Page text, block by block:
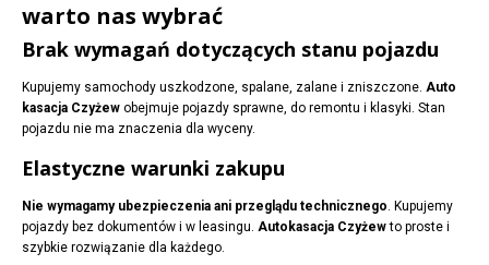
warto nas wybrać
Brak wymagań dotyczących stanu pojazdu
Kupujemy samochody uszkodzone, spalane, zalane i zniszczone. Auto
kasacja Czyżew obejmuje pojazdy sprawne, do remontu i klasyki. Stan
pojazdu nie ma znaczenia dla wyceny.
Elastyczne warunki zakupu
Nie wymagamy ubezpieczenia ani przeglądu technicznego. Kupujemy
pojazdy bez dokumentów i w leasingu. Autokasacja Czyżewto proste i
szybkie rozwiązanie dla każdego.